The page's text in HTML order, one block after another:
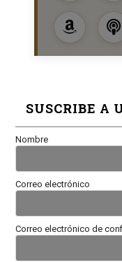
SUSCRIBE A
Nombre
Correo electrónico
Correo electrónico de